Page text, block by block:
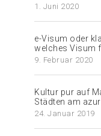
1. Juni 2020
e-Visum oder
welches Visum
9. Februar 2020
Kultur pur auf
Städten am
24. Januar 2019